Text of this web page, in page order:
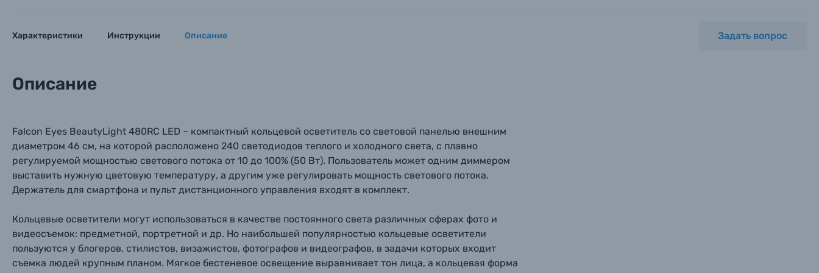
Появились вопросы?
Появились вопросы?
Каталог товаров
Цифровые фотоаппараты
Пленочные фотоаппараты
Фотокамеры моментальной печати
Характеристики Инструкции Описание Задать вопрос
Описание
Falcon Eyes BeautyLight 480RC LED – компактный кольцевой осветитель со световой панелью внешним
диаметром 46 см, на которой расположено 240 светодиодов теплого и холодного света, с плавно
регулируемой мощностью светового потока от 10 до 100% (50 Вт). Пользователь может одним диммером
выставить нужную цветовую температуру, а другим уже регулировать мощность светового потока.
Держатель для смартфона и пульт дистанционного управления входят в комплект.
Кольцевые осветители могут использоваться в качестве постоянного света различных сферах фото и
видеосъемок: предметной, портретной и др. Но наибольшей популярностью кольцевые осветители
пользуются у блогеров, стилистов, визажистов, фотографов и видеографов, в задачи которых входит
съемка людей крупным планом. Мягкое бестеневое освещение выравнивает тон лица, а кольцевая форма
Появились вопросы?